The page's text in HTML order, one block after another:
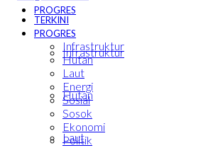
PROGRES
Infrastruktur
Hutan
Laut
TERKINI
PROGRES
Infrastruktur
Hutan
Laut
Energi
Sosial
Sosok
Ekonomi
Politik